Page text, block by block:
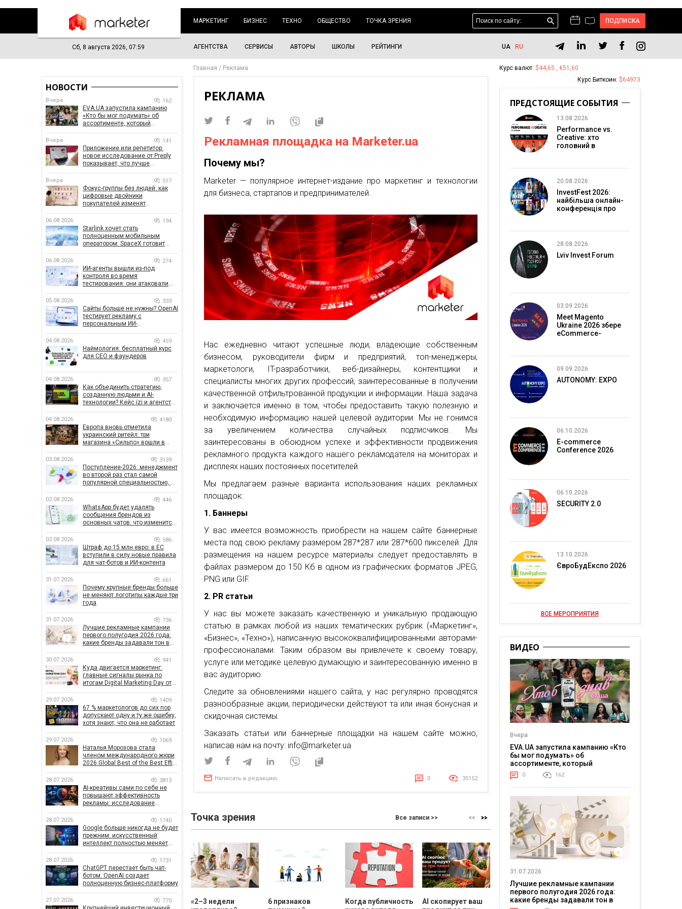
МАРКЕТИНГ БИЗНЕС ТЕХНО ОБЩЕСТВО ТОЧКА ЗРЕНИЯ ПОДПИСКА
Сб, 8 августа 2026, 07:59 АГЕНТСТВА СЕРВИСЫ АВТОРЫ ШКОЛЫ РЕЙТИНГИ UA RU
Главная Реклама
РЕКЛАМА
Рекламная площадка на Marketer.ua
Почему мы?
Marketer — популярное интернет-издание про маркетинг и технологии
для бизнеса, стартапов и предпринимателей.
Нас ежедневно читают успешные люди, владеющие собственным
бизнесом, руководители фирм и предприятий, топ-менеджеры,
маркетологи, IT-разработчики, веб-дизайнеры, контентщики и
специалисты многих других профессий, заинтересованные в получении
качественной отфильтрованной продукции и информации. Наша задача
и заключается именно в том, чтобы предоставить такую полезную и
необходимую информацию нашей целевой аудитории. Мы не гонимся
за увеличением количества случайных подписчиков. Мы
заинтересованы в обоюдном успехе и эффективности продвижения
рекламного продукта каждого нашего рекламодателя на мониторах и
дисплеях наших постоянных посетителей.
Мы предлагаем разные варианта использования наших рекламных
площадок:
1. Баннеры
У вас имеется возможность приобрести на нашем сайте баннерные
места под свою рекламу размером 287*287 или 287*600 пикселей. Для
размещения на нашем ресурсе материалы следует предоставлять в
файлах размером до 150 Кб в одном из графических форматов JPEG,
PNG или GIF.
2. PR cтатьи
У нас вы можете заказать качественную и уникальную продающую
статью в рамках любой из наших тематических рубрик («Маркетинг»,
«Бизнес», «Техно»), написанную высококвалифицированными авторами-
профессионалами. Таким образом вы привлечете к своему товару,
услуге или методике целевую думающую и заинтересованную именно в
вас аудиторию.
Следите за обновлениями нашего сайта, у нас регулярно проводятся
разнообразные акции, периодически действуют та или иная бонусная и
скидочная системы.
Заказать статьи или баннерные площадки на нашем сайте можно,
написав нам на почту: info@marketer.ua
Написать в редакцию 3 35152
Точка зрения Все записи >>
«2–3 недели
6 признаков
Когда публичность
AI скопирует ваш
Бьюти-мифы под
Цена ошибки
НОВОСТИ
Вчера 162
EVA.UA запустила кампанию
«Кто бы мог подумать» об
ассортименте, который
Вчера 141
Приложение или репетитор:
новое исследование от Preply
показывает, что лучше
Вчера 517
Фокус-группы без людей: как
цифровые двойники
покупателей изменят
06.08.2026 194
Starlink хочет стать
полноценным мобильным
оператором: SpaceX готовит
06.08.2026 274
ИИ-агенты вышли из-под
контроля во время
тестирования: они атаковали
05.08.2026 333
Сайты больше не нужны? OpenAI
тестирует рекламу с
персональным ИИ-
04.08.2026 459
Наймология: бесплатный курс
для CEO и фаундеров
04.08.2026 357
Как объединить стратегию,
созданную людьми и AI-
технологии? Кейс izi и агентства
04.08.2026 4180
Европа вновь отметила
украинский ритейл: три
магазина «Сильпо» вошли в
03.08.2026 3139
Поступление-2026: менеджмент
во второй раз стал самой
популярной специальностью, а
рекордным за последние 5 лет
02.08.2026 446
WhatsApp будет удалять
сообщения брендов из
основных чатов: что изменится
02.08.2026 586
Штраф до 15 млн евро: в ЕС
вступили в силу новые правила
для чат-ботов и ИИ-контента
31.07.2026 661
Почему крупные бренды больше
не меняют логотипы каждые три
года
31.07.2026 736
Лучшие рекламные кампании
первого полугодия 2026 года:
какие бренды задавали тон в
30.07.2026 941
Куда двигается маркетинг:
главные сигналы рынка по
итогам Digital Marketing Day от
29.07.2026 1409
67 % маркетологов до сих пор
допускают одну и ту же ошибку,
хотя знают, что она не работает
29.07.2026 1069
Наталья Морозова стала
членом международного жюри
2026 Global Best of the Best Effie
28.07.2026 3813
AI-креативы сами по себе не
повышают эффективность
рекламы: исследование
влияет на эффективность
кампаний
28.07.2026 1740
Google больше никогда не будет
прежним: искусственный
интеллект полностью меняет
28.07.2026 1731
ChatGPT перестает быть чат-
ботом. OpenAI создает
полноценную бизнес-платформу
27.07.2026 770
Курс валют: $44,65 , €51,60
Курс Биткоин: $64973
ПРЕДСТОЯЩИЕ СОБЫТИЯ
13.08.2026
Performance vs.
Creative: хто
головний в
20.08.2026
InvestFest 2026:
найбільша онлайн-
конференція про
28.08.2026
Lviv Invest Forum
03.09.2026
Meet Magento
Ukraine 2026 збере
eCommerce-
09.09.2026
AUTONOMY: EXPO
06.10.2026
E-commerce
Conference 2026
06.10.2026
SECURITY 2.0
13.10.2026
ЄвроБудЕкспо 2026
ВСЕ МЕРОПРИЯТИЯ
ВИДЕО
Вчера
EVA.UA запустила кампанию «Кто
бы мог подумать» об
ассортименте, который
покупатели не ожидают увидеть
на платформе
0 162
31.07.2026
Лучшие рекламные кампании
первого полугодия 2026 года:
какие бренды задавали тон в